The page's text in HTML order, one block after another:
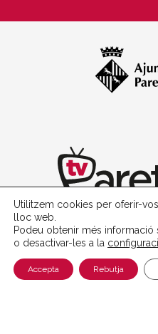
Política
Utilitzem cookies per oferir-
lloc web.
Podeu obtenir més
o desactivar-les a la
Accepta Rebutja